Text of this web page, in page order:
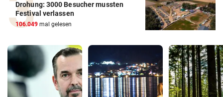
Drohung: 3000 Besucher mussten
Festival verlassen
106.049 mal gelesen